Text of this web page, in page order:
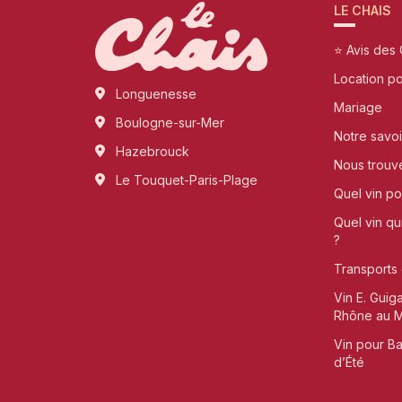
Longuenesse
Boulogne-sur-Mer
Hazebrouck
Le Touquet-Paris-Plage
LE CHAIS
⭐ Avis des
Location
Mariage
Notre
Nous
Quel vin
Quel vin
?
Transports
Vin E.
Rhône au
Vin pour
d’Été